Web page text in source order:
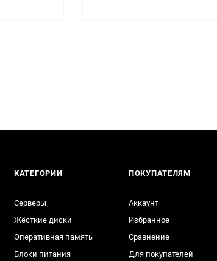
КАТЕГОРИИ
Серверы
Жёсткие диски
Оперативная память
Блоки питания
ПОКУПАТЕЛЯМ
Аккаунт
Избранное
Сравнение
Для покупателей